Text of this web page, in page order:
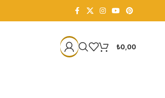
₺0,00